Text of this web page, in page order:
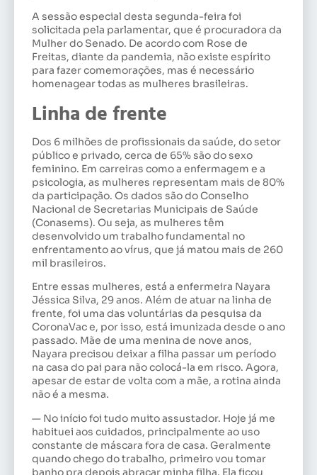
A sessão especial desta segunda-feira foi
solicitada pela parlamentar, que é procuradora da
Mulher do Senado. De acordo com Rose de
Freitas, diante da pandemia, não existe espírito
para fazer comemorações, mas é necessário
homenagear todas as mulheres brasileiras.
Linha de frente
Dos 6 milhões de profissionais da saúde, do setor
público e privado, cerca de 65% são do sexo
feminino. Em carreiras como a enfermagem e a
psicologia, as mulheres representam mais de 80%
da participação. Os dados são do Conselho
Nacional de Secretarias Municipais de Saúde
(Conasems). Ou seja, as mulheres têm
desenvolvido um trabalho fundamental no
enfrentamento ao vírus, que já matou mais de 260
mil brasileiros.
Entre essas mulheres, está a enfermeira Nayara
Jéssica Silva, 29 anos. Além de atuar na linha de
frente, foi uma das voluntárias da pesquisa da
CoronaVac e, por isso, está imunizada desde o ano
passado. Mãe de uma menina de nove anos,
Nayara precisou deixar a filha passar um período
na casa do pai para não colocá-la em risco. Agora,
apesar de estar de volta com a mãe, a rotina ainda
não é a mesma.
— No início foi tudo muito assustador. Hoje já me
habituei aos cuidados, principalmente ao uso
constante de máscara fora de casa. Geralmente
quando chego do trabalho, primeiro vou tomar
banho pra depois abraçar minha filha. Ela ficou